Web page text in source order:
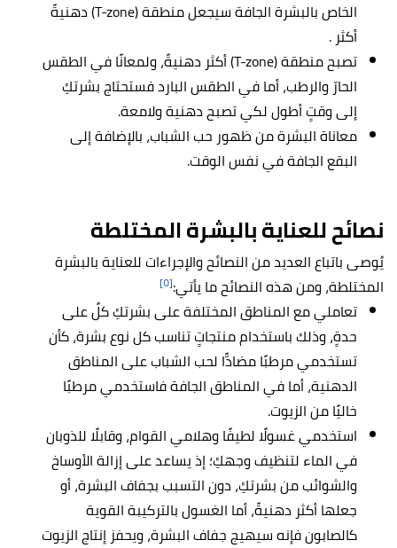
الخاص بالبشرة الجافة سيجعل منطقة (T-zone) دهنيةً
أكثر .
تصبح منطقة (T-zone) أكثر دهنيةً، ولمعانًا في الطقس
الحارّ والرطب، أما في الطقس البارد فستحتاج بشرتكِ
إلى وقتٍ أطول لكي تصبح دهنية ولامعة.
معاناة البشرة من ظهور حب الشباب، بالإضافة إلى
البقع الجافة في نفس الوقت.
نصائح للعناية بالبشرة المختلطة
يُوصى باتباع العديد من النصائح والإجراءات للعناية بالبشرة
المختلطة، ومن هذه النصائح ما يأتي:[٥]
تعاملي مع المناطق المختلفة على بشرتكِ كلٌ على
حدةٍ، وذلك باستخدام منتجاتٍ تناسب كل نوع بشرة، كأن
تستخدمي مرطبًا مضادًّا لحب الشباب على المناطق
الدهنية، أما في المناطق الجافة فاستخدمي مرطبًا
خاليًا من الزيوت.
استخدمي غسولًا لطيفًا وهلامي القوام، وقابلًا للذوبان
في الماء لتنظيف وجهكِ؛ إذ يساعد على إزالة الأوساخ
والشوائب من بشرتكِ، دون التسبب بجفاف البشرة، أو
جعلها أكثر دهنيةً، أما الغسول بالتركيبة القوية
كالصابون فإنه سيهيج جفاف البشرة، ويحفز إنتاج الزيوت